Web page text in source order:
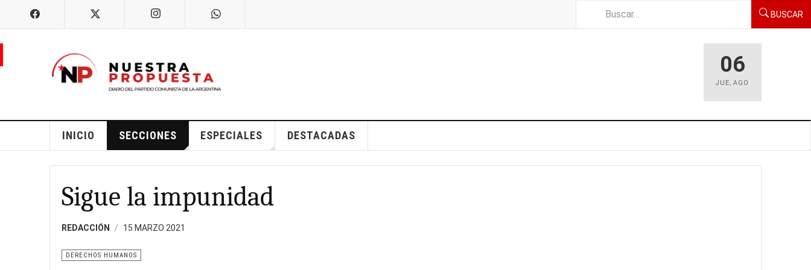
BUSCAR
06
JUE,AGO
INICIO SECCIONES ESPECIALES DESTACADAS
Sigue la impunidad
REDACCIÓN 15 MARZO 2021
DERECHOS HUMANOS